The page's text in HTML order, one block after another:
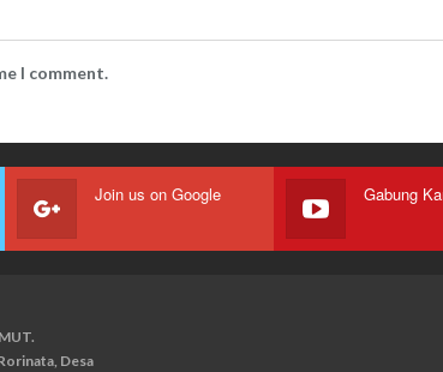
I comment.
Join us on Google
Desa